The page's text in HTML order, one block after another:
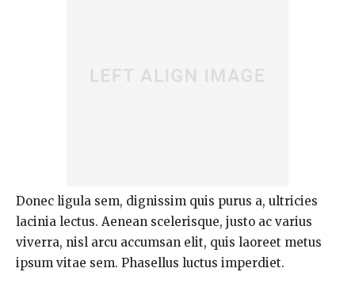
Donec ligula sem, dignissim quis purus a, ultricies
lacinia lectus. Aenean scelerisque, justo ac varius
viverra, nisl arcu accumsan elit, quis laoreet metus
ipsum vitae sem. Phasellus luctus imperdiet.